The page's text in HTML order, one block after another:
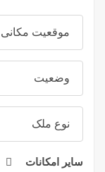
موقعیت مکانی
وضعیت
نوع ملک
سایر امکانات